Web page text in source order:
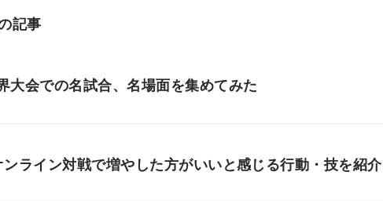
記事
大会での名試合、名場面を集めてみた
ンライン対戦で増やした方がいいと感じる行動・技を紹介